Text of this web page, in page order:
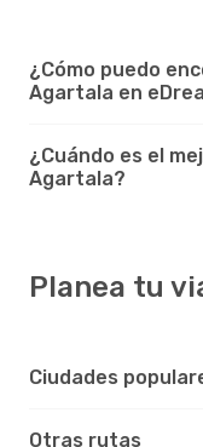
¿Cómo puedo
Agartala en
¿Cuándo es el
Agartala?
Planea tu
Ciudades
Otras rutas